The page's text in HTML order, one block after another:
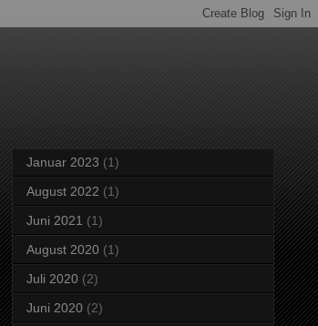
Januar 2023 (1)
August 2022 (1)
Juni 2021 (1)
August 2020 (1)
Juli 2020 (2)
Juni 2020 (2)